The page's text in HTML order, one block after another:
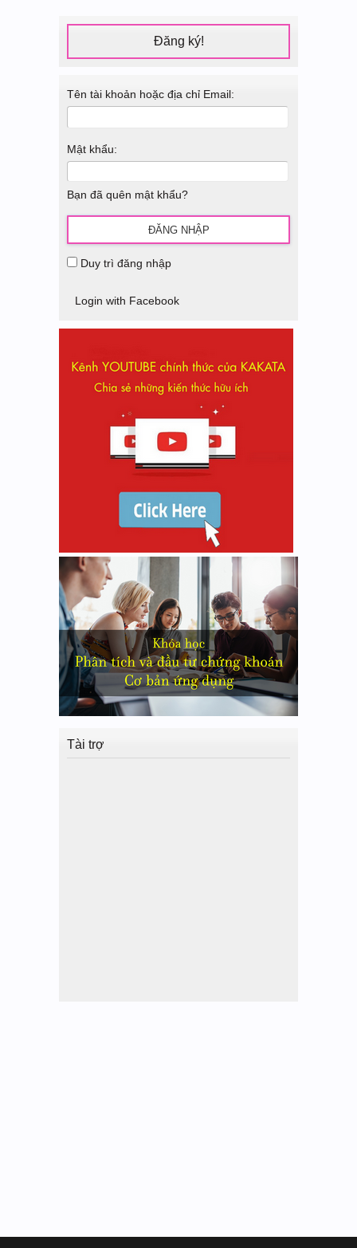
Đăng ký!
Tên tài khoản hoặc địa chỉ Email:
Mật khẩu:
Bạn đã quên mật khẩu?
Duy trì đăng nhập
Login with Facebook
Tài trợ